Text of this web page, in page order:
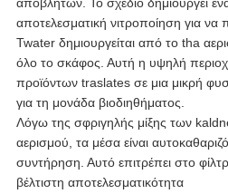
αποβλήτων. Το σχέδιο δημιουργεί
αποτελεσματική νιτροποίηση για
Twater δημιουργείται από το tha
όλο το σκάφος. Αυτή η υψηλή
προϊόντων traslates σε μια μικρή
για τη μονάδα βιοδιηθήματος.
Λόγω της σφριγηλής μίξης των
αερισμού, τα μέσα είναι
συντήρηση. Αυτό επιτρέπει στο
βέλτιστη αποτελεσματικότητα